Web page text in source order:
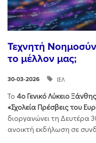
Τεχνητή
το μέλλον μας;
30-03-2026 ΙΕΛ
Το 4ο Γενικό Λύκειο Ξάνθης
«Σχολεία Πρέσβεις του
διοργανώνει τη Δευτέρα
ανοικτή εκδήλωση σε